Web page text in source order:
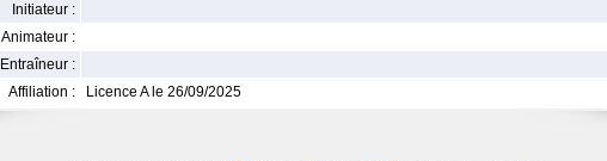
Initiateur :
Animateur :
Entraîneur :
Affiliation :
Licence A le 26/09/2025